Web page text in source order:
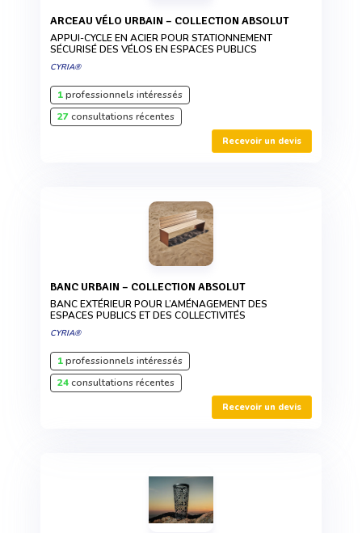
ARCEAU VÉLO URBAIN – COLLECTION ABSOLUT
APPUI-CYCLE EN ACIER POUR STATIONNEMENT
SÉCURISÉ DES VÉLOS EN ESPACES PUBLICS
CYRIA®
1professionnels intéressés
27consultations récentes
Recevoir un devis
BANC URBAIN – COLLECTION ABSOLUT
BANC EXTÉRIEUR POUR L’AMÉNAGEMENT DES
ESPACES PUBLICS ET DES COLLECTIVITÉS
CYRIA®
1professionnels intéressés
24consultations récentes
Recevoir un devis